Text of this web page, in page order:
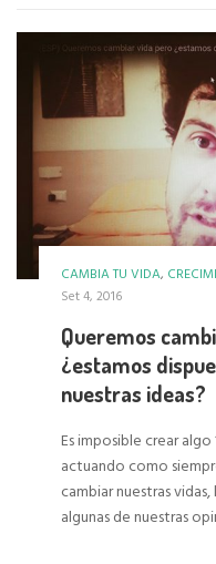
CAMBIA TU VIDA,
Set 4, 2016
Queremos
¿estamos
nuestras ideas?
Es imposible crear
actuando como
cambiar nuestras
algunas de nuestras